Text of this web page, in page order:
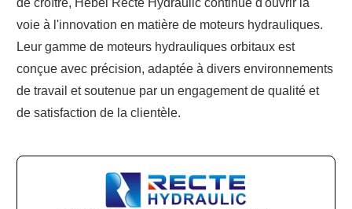
voie à l'innovation en matière de moteurs hydrauliques.
Leur gamme de moteurs hydrauliques orbitaux est
conçue avec précision, adaptée à divers environnements
de travail et soutenue par un engagement de qualité et
de satisfaction de la clientèle.